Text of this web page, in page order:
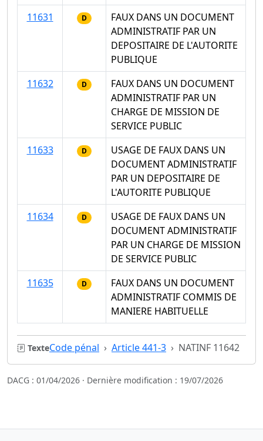
11631
D
FAUX DANS UN DOCUMENT
ADMINISTRATIF PAR UN
DEPOSITAIRE DE L'AUTORITE
PUBLIQUE
11632
D
FAUX DANS UN DOCUMENT
ADMINISTRATIF PAR UN
CHARGE DE MISSION DE
SERVICE PUBLIC
11633
D
USAGE DE FAUX DANS UN
DOCUMENT ADMINISTRATIF
PAR UN DEPOSITAIRE DE
L'AUTORITE PUBLIQUE
11634
D
USAGE DE FAUX DANS UN
DOCUMENT ADMINISTRATIF
PAR UN CHARGE DE MISSION
DE SERVICE PUBLIC
11635
D
FAUX DANS UN DOCUMENT
ADMINISTRATIF COMMIS DE
MANIERE HABITUELLE
TexteCode pénal Article 441-3 NATINF 11642
DACG : 01/04/2026 · Dernière modification : 19/07/2026